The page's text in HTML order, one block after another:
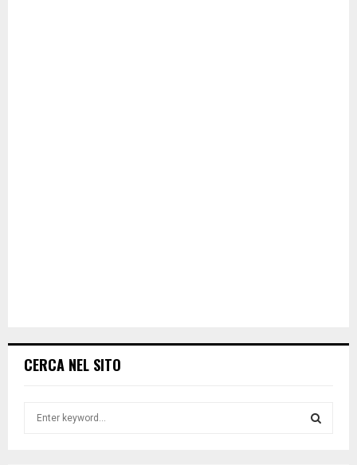
CERCA NEL SITO